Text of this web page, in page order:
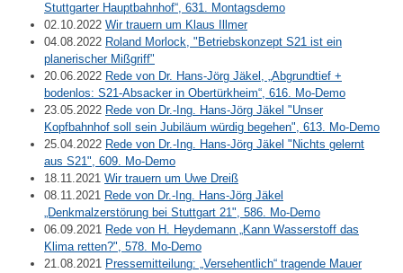
Stuttgarter Hauptbahnhof“, 631. Montagsdemo
02.10.2022 Wir trauern um Klaus Illmer
04.08.2022 Roland Morlock, "Betriebskonzept S21 ist ein
planerischer Mißgriff"
20.06.2022 Rede von Dr. Hans-Jörg Jäkel, „Abgrundtief +
bodenlos: S21-Absacker in Obertürkheim“, 616. Mo-Demo
23.05.2022 Rede von Dr.-Ing. Hans-Jörg Jäkel "Unser
Kopfbahnhof soll sein Jubiläum würdig begehen", 613. Mo-Demo
25.04.2022 Rede von Dr.-Ing. Hans-Jörg Jäkel "Nichts gelernt
aus S21", 609. Mo-Demo
18.11.2021 Wir trauern um Uwe Dreiß
08.11.2021 Rede von Dr.-Ing. Hans-Jörg Jäkel
„Denkmalzerstörung bei Stuttgart 21", 586. Mo-Demo
06.09.2021 Rede von H. Heydemann „Kann Wasserstoff das
Klima retten?", 578. Mo-Demo
21.08.2021 Pressemitteilung: „Versehentlich“ tragende Mauer